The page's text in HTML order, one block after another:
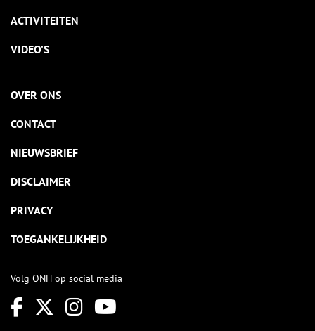
ACTIVITEITEN
VIDEO’S
OVER ONS
CONTACT
NIEUWSBRIEF
DISCLAIMER
PRIVACY
TOEGANKELIJKHEID
Volg ONH op social media